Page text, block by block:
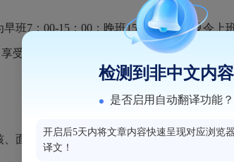
7：00-15：00；晚班15:00-22:00，夏令上
受转正工资2195元/月+绩效奖金+五险的待遇
面试、公示、聘用等程序组织实施。
检测到非中文内容
是否启用自动翻译功能？
开启后5天内将文章内容快速呈现对应浏览
译文！